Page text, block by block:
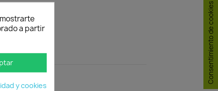
a partir
y cookies
Consentimiento de cookies